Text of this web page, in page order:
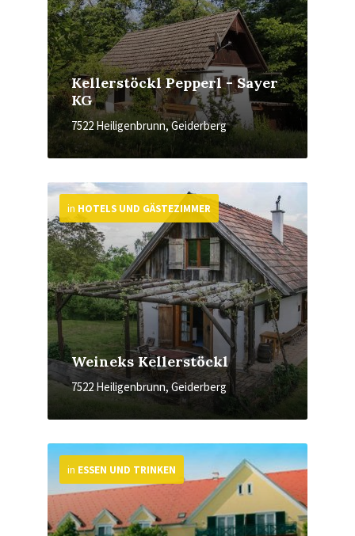
Kellerstöckl Pepperl - Sayer
KG
7522 Heiligenbrunn, Geiderberg
in HOTELS UND GÄSTEZIMMER
Weineks Kellerstöckl
7522 Heiligenbrunn, Geiderberg
More
in ESSEN UND TRINKEN
More